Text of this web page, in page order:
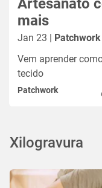
Artesanato
mais
Jan 23 | Patchwork
Vem aprender
tecido
Patchwork
Xilogravura